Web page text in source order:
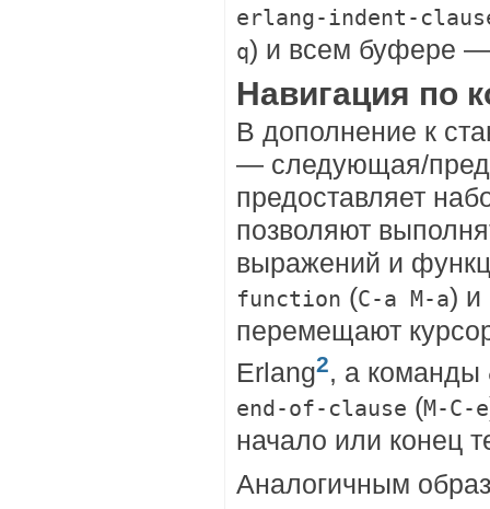
erlang-indent-
q) и всем буфере
Навигация по
В дополнение к
— следующая/
предоставляет
позволяют
выражений и
function (C-a M-a) и
перемещают
Erlang2, а команды
end-of-clause (M-C-e
начало или конец
Аналогичным